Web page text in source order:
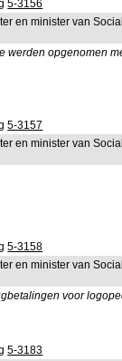
5-3156
en minister van
werden opgenomen
5-3157
en minister van
5-3158
en minister van
voor
5-3183